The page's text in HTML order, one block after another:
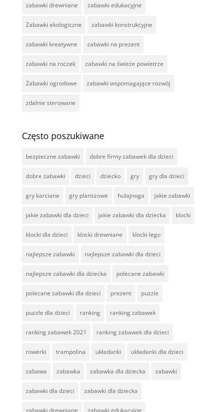
zabawki drewniane zabawki edukacyjne
Zabawki ekologiczne zabawki konstrukcyjne
zabawki kreatywne zabawki na prezent
zabawki na roczek zabawki na świeże powietrze
Zabawki ogrodowe zabawki wspomagające rozwój
zdalnie sterowane
Często poszukiwane
bezpieczne zabawki dobre firmy zabawek dla dzieci
dobre zabawki dzieci dziecko gry gry dla dzieci
gry karciane gry planszowe hulajnoga jakie zabawki
jakie zabawki dla dzieci jakie zabawki dla dziecka klocki
klocki dla dzieci klocki drewniane klocki lego
najlepsze zabawki najlepsze zabawki dla dzieci
najlepsze zabawki dla dziecka polecane zabawki
polecane zabawki dla dzieci prezent puzzle
puzzle dla dzieci ranking ranking zabawek
ranking zabawek 2021 ranking zabawek dla dzieci
rowerki trampolina układanki układanki dla dzieci
zabawa zabawka zabawka dla dziecka zabawki
zabawki dla dzieci zabawki dla dziecka
zabawki drewniane zabawki edukacyjne